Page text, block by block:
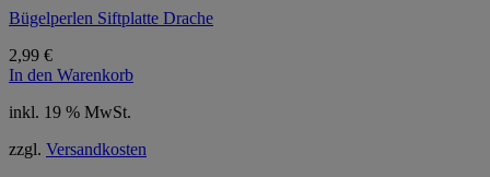
Bügelperlen Siftplatte Drache
2,99 €
In den Warenkorb
inkl. 19 % MwSt.
zzgl. Versandkosten